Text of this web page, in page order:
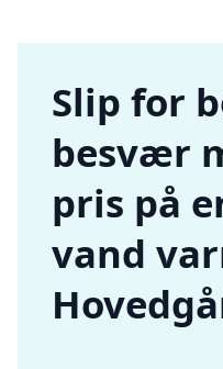
Slip for
besvær
pris på
vand